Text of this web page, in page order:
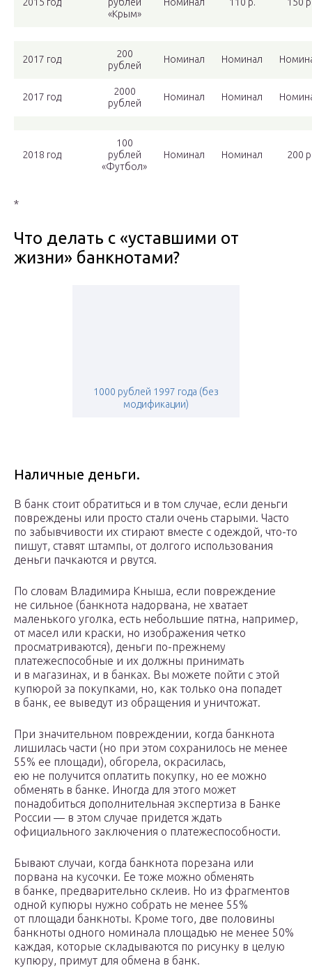
«Крым»
2017 год
200
рублей
Номинал Номинал
2017 год
2000
рублей
Номинал Номинал
2018 год
100
рублей
«Футбол»
Номинал Номинал 200
*
Что делать с «уставшими от
жизни» банкнотами?
1000 рублей 1997 года (без
модификации)
Наличные деньги.
В банк стоит обратиться и в том случае, если деньги
повреждены или просто стали очень старыми. Часто
по забывчивости их стирают вместе с одеждой, что-то
пишут, ставят штампы, от долгого использования
деньги пачкаются и рвутся.
По словам Владимира Кныша, если повреждение
не сильное (банкнота надорвана, не хватает
маленького уголка, есть небольшие пятна, например,
от масел или краски, но изображения четко
просматриваются), деньги по-прежнему
платежеспособные и их должны принимать
и в магазинах, и в банках. Вы можете пойти с этой
купюрой за покупками, но, как только она попадет
в банк, ее выведут из обращения и уничтожат.
При значительном повреждении, когда банкнота
лишилась части (но при этом сохранилось не менее
55% ее площади), обгорела, окрасилась,
ею не получится оплатить покупку, но ее можно
обменять в банке. Иногда для этого может
понадобиться дополнительная экспертиза в Банке
России — в этом случае придется ждать
официального заключения о платежеспособности.
Бывают случаи, когда банкнота порезана или
порвана на кусочки. Ее тоже можно обменять
в банке, предварительно склеив. Но из фрагментов
одной купюры нужно собрать не менее 55%
от площади банкноты. Кроме того, две половины
банкноты одного номинала площадью не менее 50%
каждая, которые складываются по рисунку в целую
купюру, примут для обмена в банк.